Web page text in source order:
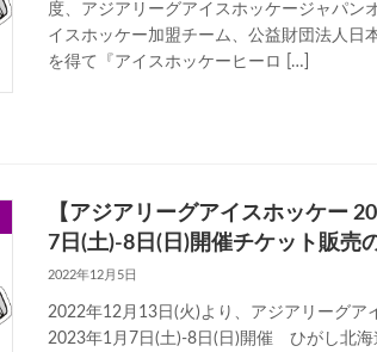
度、アジアリーグアイスホッケージャパン
イスホッケー加盟チーム、公益財団法人日
を得て『アイスホッケーヒーロ […]
【アジアリーグアイスホッケー
7日(土)-8日(日)開催チケット販売
2022年12月5日
2022年12月13日(火)より、アジアリーグ
2023年1月7日(土)-8日(日)開催 ひがし北海